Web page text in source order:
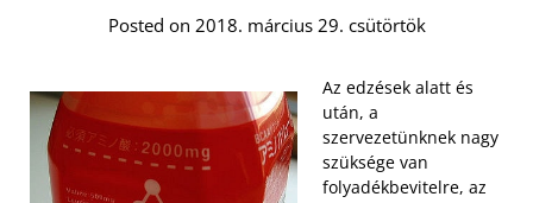
Posted on 2018. március 29. csütörtök
Az edzések alatt és
után, a
szervezetünknek nagy
szüksége van
folyadékbevitelre, az